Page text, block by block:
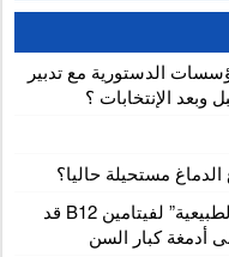
الدستورية مع تدبير
وبعد الإنتخابات ؟
مستحيلة حاليا؟
دراسة: المستويات “الطبيعية” لفيتامين B12 قد
أدمغة كبار السن